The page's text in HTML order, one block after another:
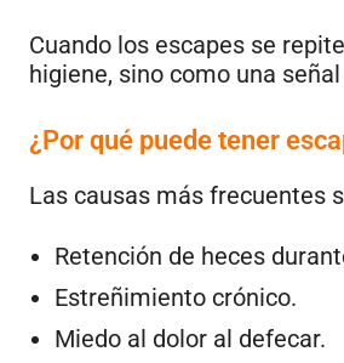
Cuando los escapes se
higiene, sino como una
¿Por qué puede tener
Las causas más frecuentes
Retención de heces
Estreñimiento crónico.
Miedo al dolor al defecar.